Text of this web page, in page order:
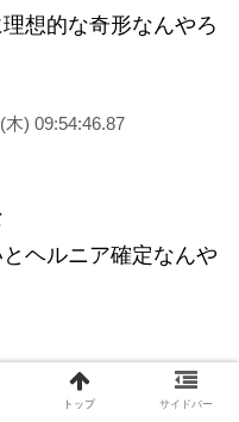
想的な奇形なんやろ
木) 09:54:46.87
ヘルニア確定なんや
) 09:54:51.31
トップ サイドバー